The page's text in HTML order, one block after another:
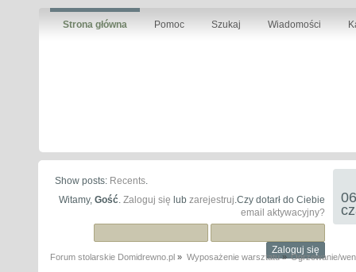
Strona główna Pomoc Szukaj Wiadomości
Show posts: Recents.
Witamy, Gość. Zaloguj się lub zarejestruj.Czy dotarł do Ciebie
email aktywacyjny?
Forum stolarskie Domidrewno.pl » Wyposażenie warsztatu» Ogrzewanie/